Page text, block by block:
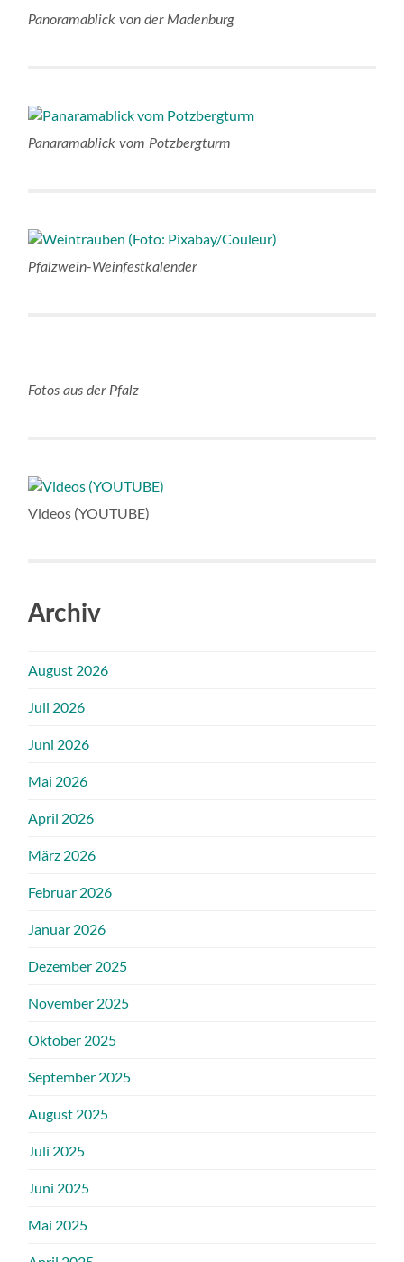
Panoramablick von der Madenburg
Panaramablick vom Potzbergturm
Pfalzwein-Weinfestkalender
Fotos aus der Pfalz
Videos (YOUTUBE)
Archiv
August 2026
Juli 2026
Juni 2026
Mai 2026
April 2026
März 2026
Februar 2026
Januar 2026
Dezember 2025
November 2025
Oktober 2025
September 2025
August 2025
Juli 2025
Juni 2025
Mai 2025